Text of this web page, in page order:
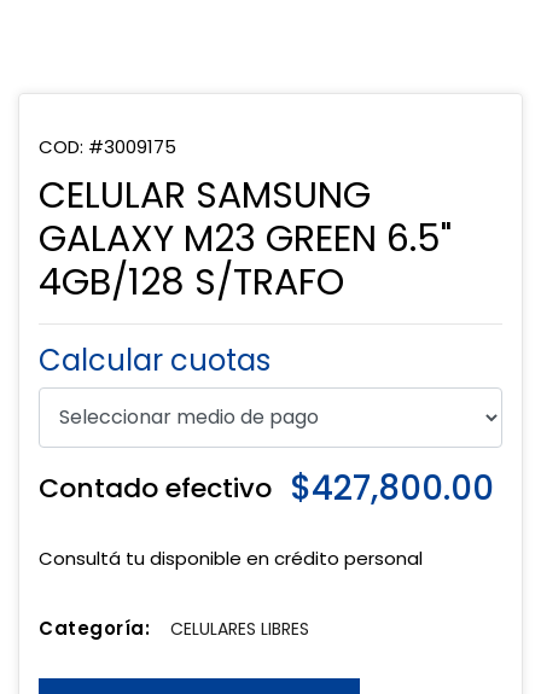
COD: #3009175
CELULAR SAMSUNG
GALAXY M23 GREEN 6.5"
4GB/128 S/TRAFO
Calcular cuotas
Contado efectivo $427,800.00
Consultá tu disponible en crédito personal
Categoría: CELULARES LIBRES